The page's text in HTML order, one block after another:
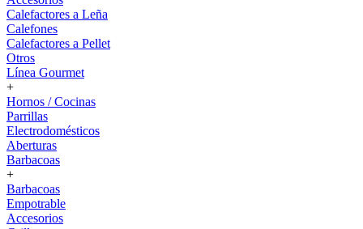
Calefactores a Leña
Calefones
Calefactores a Pellet
Otros
Línea Gourmet
+
Hornos / Cocinas
Parrillas
Electrodomésticos
Aberturas
Barbacoas
+
Barbacoas
Empotrable
Accesorios